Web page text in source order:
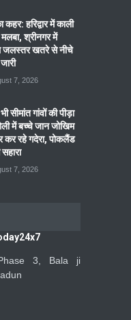
कहर: हरिद्वार में काली
मलबा, श्रीनगर में
जलस्तर खतरे से नीचे
7, 2026
सीमांत गांवों की पीड़ा
में बच्चे जान जोखिम
कर रहे गदेरा, पोकलैंड
7, 2026
3, Bala ji